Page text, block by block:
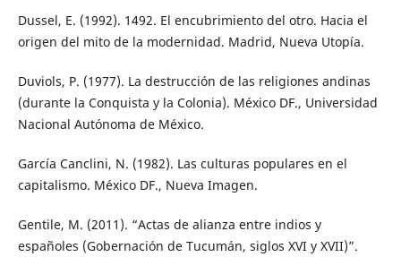
Dussel, E. (1992). 1492. El encubrimiento del otro. Hacia el
origen del mito de la modernidad. Madrid, Nueva Utopía.
Duviols, P. (1977). La destrucción de las religiones andinas
(durante la Conquista y la Colonia). México DF., Universidad
Nacional Autónoma de México.
García Canclini, N. (1982). Las culturas populares en el
capitalismo. México DF., Nueva Imagen.
Gentile, M. (2011). “Actas de alianza entre indios y
españoles (Gobernación de Tucumán, siglos XVI y XVII)”.